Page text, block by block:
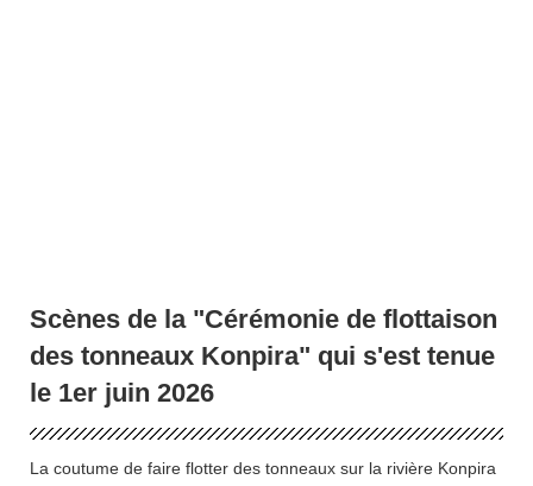
Scènes de la "Cérémonie de flottaison
des tonneaux Konpira" qui s'est tenue
le 1er juin 2026
La coutume de faire flotter des tonneaux sur la rivière Konpira